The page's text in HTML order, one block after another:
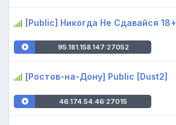
[Public] Никогда Не Сдавайся 18+
95.181.158.147:27052
[Ростов-на-Дону] Public [Dust2]
46.174.54.46:27015